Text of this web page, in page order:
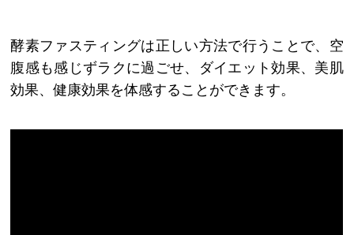
酵素ファスティングは正しい方法で行うことで、空
腹感も感じずラクに過ごせ、ダイエット効果、美肌
効果、健康効果を体感することができます。